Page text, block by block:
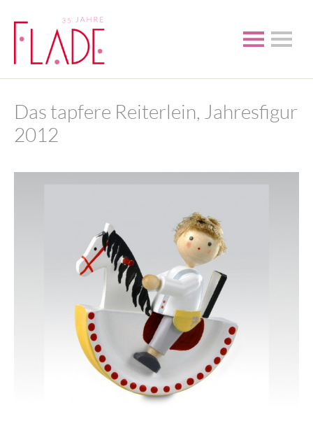
Das tapfere Reiterlein, Jahresfigur
2012